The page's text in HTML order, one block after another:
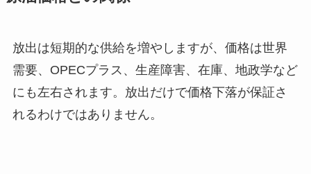
放出は短期的な供給を増やしますが、価格は世界
需要、OPECプラス、生産障害、在庫、地政学など
にも左右されます。放出だけで価格下落が保証さ
れるわけではありません。